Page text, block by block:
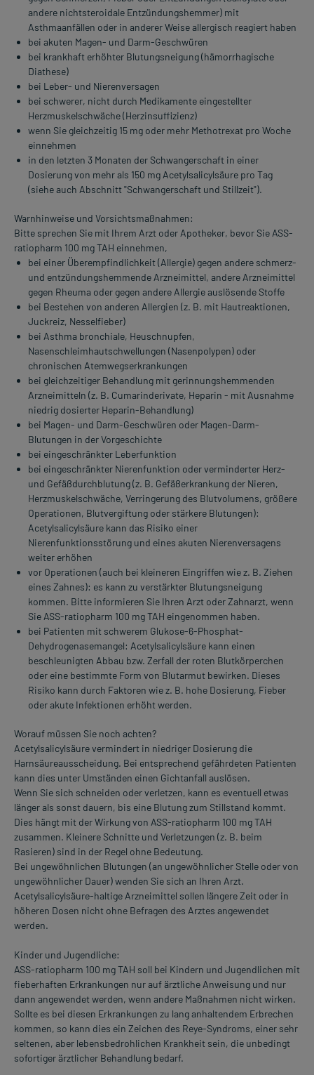
andere nichtsteroidale Entzündungshemmer) mit
Asthmaanfällen oder in anderer Weise allergisch reagiert haben
bei akuten Magen- und Darm-Geschwüren
bei krankhaft erhöhter Blutungsneigung (hämorrhagische
Diathese)
bei Leber- und Nierenversagen
bei schwerer, nicht durch Medikamente eingestellter
Herzmuskelschwäche (Herzinsuffizienz)
wenn Sie gleichzeitig 15 mg oder mehr Methotrexat pro Woche
einnehmen
in den letzten 3 Monaten der Schwangerschaft in einer
Dosierung von mehr als 150 mg Acetylsalicylsäure pro Tag
(siehe auch Abschnitt "Schwangerschaft und Stillzeit").
Warnhinweise und Vorsichtsmaßnahmen:
Bitte sprechen Sie mit Ihrem Arzt oder Apotheker, bevor Sie ASS-
ratiopharm 100 mg TAH einnehmen,
bei einer Überempfindlichkeit (Allergie) gegen andere schmerz-
und entzündungshemmende Arzneimittel, andere Arzneimittel
gegen Rheuma oder gegen andere Allergie auslösende Stoffe
bei Bestehen von anderen Allergien (z. B. mit Hautreaktionen,
Juckreiz, Nesselfieber)
bei Asthma bronchiale, Heuschnupfen,
Nasenschleimhautschwellungen (Nasenpolypen) oder
chronischen Atemwegserkrankungen
bei gleichzeitiger Behandlung mit gerinnungshemmenden
Arzneimitteln (z. B. Cumarinderivate, Heparin - mit Ausnahme
niedrig dosierter Heparin-Behandlung)
bei Magen- und Darm-Geschwüren oder Magen-Darm-
Blutungen in der Vorgeschichte
bei eingeschränkter Leberfunktion
bei eingeschränkter Nierenfunktion oder verminderter Herz-
und Gefäßdurchblutung (z. B. Gefäßerkrankung der Nieren,
Herzmuskelschwäche, Verringerung des Blutvolumens, größere
Operationen, Blutvergiftung oder stärkere Blutungen):
Acetylsalicylsäure kann das Risiko einer
Nierenfunktionsstörung und eines akuten Nierenversagens
weiter erhöhen
vor Operationen (auch bei kleineren Eingriffen wie z. B. Ziehen
eines Zahnes): es kann zu verstärkter Blutungsneigung
kommen. Bitte informieren Sie Ihren Arzt oder Zahnarzt, wenn
Sie ASS-ratiopharm 100 mg TAH eingenommen haben.
bei Patienten mit schwerem Glukose-6-Phosphat-
Dehydrogenasemangel: Acetylsalicylsäure kann einen
beschleunigten Abbau bzw. Zerfall der roten Blutkörperchen
oder eine bestimmte Form von Blutarmut bewirken. Dieses
Risiko kann durch Faktoren wie z. B. hohe Dosierung, Fieber
oder akute Infektionen erhöht werden.
Worauf müssen Sie noch achten?
Acetylsalicylsäure vermindert in niedriger Dosierung die
Harnsäureausscheidung. Bei entsprechend gefährdeten Patienten
kann dies unter Umständen einen Gichtanfall auslösen.
Wenn Sie sich schneiden oder verletzen, kann es eventuell etwas
länger als sonst dauern, bis eine Blutung zum Stillstand kommt.
Dies hängt mit der Wirkung von ASS-ratiopharm 100 mg TAH
zusammen. Kleinere Schnitte und Verletzungen (z. B. beim
Rasieren) sind in der Regel ohne Bedeutung.
Bei ungewöhnlichen Blutungen (an ungewöhnlicher Stelle oder von
ungewöhnlicher Dauer) wenden Sie sich an Ihren Arzt.
Acetylsalicylsäure-haltige Arzneimittel sollen längere Zeit oder in
höheren Dosen nicht ohne Befragen des Arztes angewendet
werden.
Kinder und Jugendliche:
ASS-ratiopharm 100 mg TAH soll bei Kindern und Jugendlichen mit
fieberhaften Erkrankungen nur auf ärztliche Anweisung und nur
dann angewendet werden, wenn andere Maßnahmen nicht wirken.
Sollte es bei diesen Erkrankungen zu lang anhaltendem Erbrechen
kommen, so kann dies ein Zeichen des Reye-Syndroms, einer sehr
seltenen, aber lebensbedrohlichen Krankheit sein, die unbedingt
sofortiger ärztlicher Behandlung bedarf.